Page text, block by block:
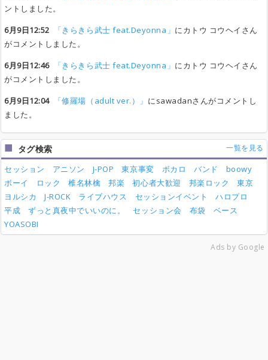
ントしました。
6月9日12:52
「きらきら武士 feat.Deyonna」 にカトウ コウヘイさん
がコメントしました。
6月9日12:46
「きらきら武士 feat.Deyonna」 にカトウ コウヘイさん
がコメントしました。
6月9日12:04
「修羅場（adult ver.）」 にsawadanさんがコメントし
ました。
タグ検索 一覧を見る
セッション アニソン J-POP 東京事変 ボカロ バンド
boowy
ボーイ
ロック 椎名林檎 邦楽 初心者大歓迎 邦楽ロック
東京
ヨルシカ
J-ROCK ライブハウス セッションイベント
ハロプロ
平成
ずっと真夜中でいいのに。 セッション会 布袋
ベース
YOASOBI
Ads by Google